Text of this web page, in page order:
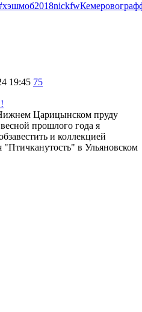
2018nickfwКемерово
19:45 75
Царицынском пруду
прошлого года я
и коллекцией
в Ульяновском